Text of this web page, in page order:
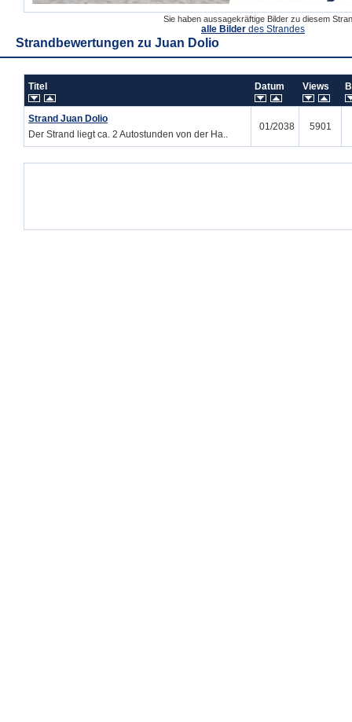
Sie haben aussagekräftige Bilder zu diesem
alle Bilder des Strandes
Strandbewertungen zu Juan Dolio
Titel Datum Views
Strand Juan Dolio
Der Strand liegt ca. 2 Autostunden von der Ha..
01/2038 5901